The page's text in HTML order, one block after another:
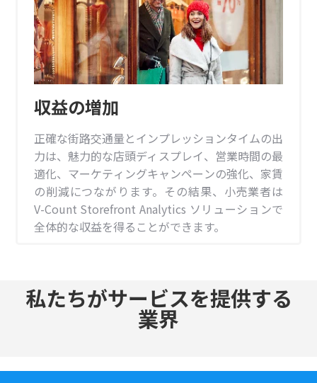
収益の増加
正確な街路交通量とインプレッションタイムの出
力は、魅力的な店頭ディスプレイ、営業時間の最
適化、マーケティングキャンペーンの強化、家賃
の削減につながります。その結果、小売業者は
V-Count Storefront Analytics ソリューションで
全体的な収益を得ることができます。
私たちがサービスを提供する
業界